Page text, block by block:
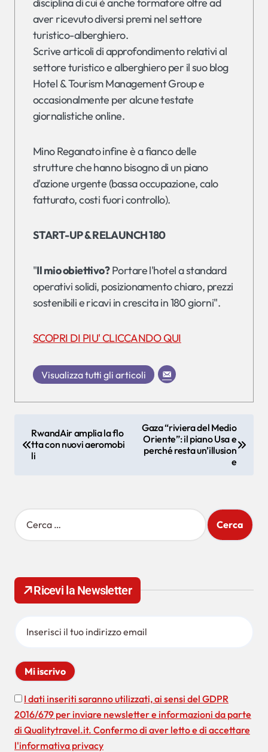
aver ricevuto diversi premi nel settore
turistico-alberghiero.
Scrive articoli di approfondimento relativi al
settore turistico e alberghiero per il suo blog
Hotel & Tourism Management Group e
occasionalmente per alcune testate
giornalistiche online.
Mino Reganato infine è a fianco delle
strutture che hanno bisogno di un piano
d'azione urgente (bassa occupazione, calo
fatturato, costi fuori controllo).
START-UP & RELAUNCH 180
"Il mio obiettivo?Portare l'hotel a standard
operativi solidi, posizionamento chiaro, prezzi
sostenibili e ricavi in crescita in 180 giorni".
SCOPRI DI PIU' CLICCANDO QUI
Visualizza tutti gli articoli
a
z
o
n
r
t
i
c
o
RwandAir amplia la flo
tta con nuovi aeromobi
li
Gaza “riviera del Medio
Oriente”: il piano Usa e
perché resta un’illusion
e
R
i
c
p
Ricevi la Newsletter
I dati inseriti saranno utilizzati, ai sensi del GDPR
2016/679 per inviare newsletter e informazioni da parte
di Qualitytravel.it. Confermo di aver letto e di accettare
l'informativa privacy